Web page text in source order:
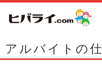
アルバイトの